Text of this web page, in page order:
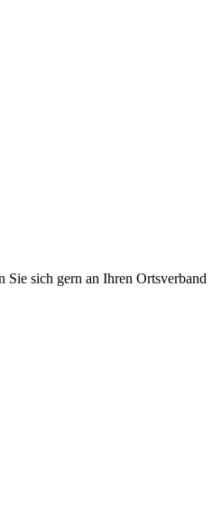
Sie sich gern an Ihren Ortsverband